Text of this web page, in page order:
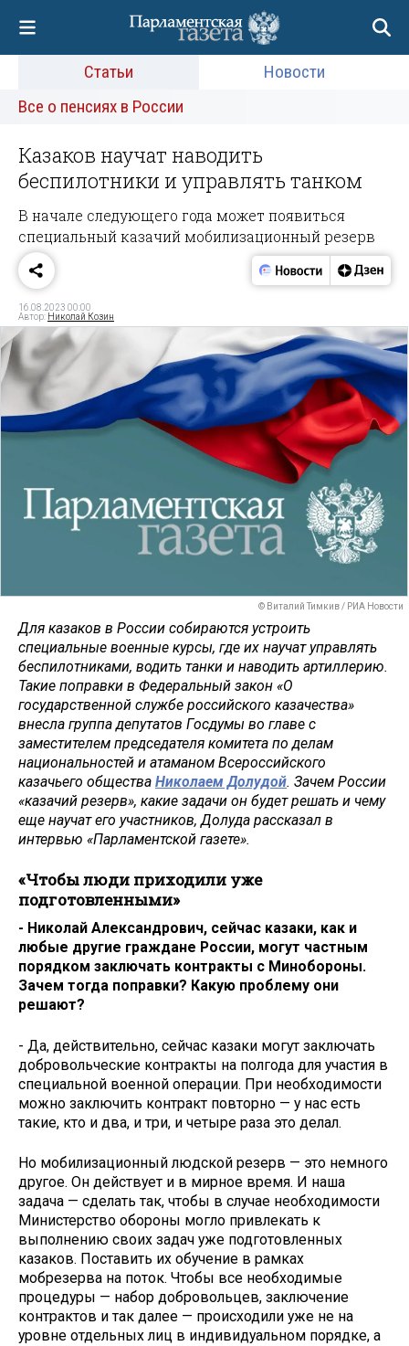
Статьи
Новости
Все о пенсиях в России
Казаков научат наводить
беспилотники и управлять танком
В начале следующего года может появиться
специальный казачий мобилизационный резерв
16.08.2023 00:00
Автор: Николай Козин
© Виталий Тимкив / РИА Новости
Для казаков в России собираются устроить
специальные военные курсы, где их научат управлять
беспилотниками, водить танки и наводить артиллерию.
Такие поправки в Федеральный закон «О
государственной службе российского казачества»
внесла группа депутатов Госдумы во главе с
заместителем председателя комитета по делам
национальностей и атаманом Всероссийского
казачьего общества Николаем Долудой. Зачем России
«казачий резерв», какие задачи он будет решать и чему
еще научат его участников, Долуда рассказал в
интервью «Парламентской газете».
«Чтобы люди приходили уже
подготовленными»
- Николай Александрович, сейчас казаки, как и
любые другие граждане России, могут частным
порядком заключать контракты с Минобороны.
Зачем тогда поправки? Какую проблему они
решают?
- Да, действительно, сейчас казаки могут заключать
добровольческие контракты на полгода для участия в
специальной военной операции. При необходимости
можно заключить контракт повторно — у нас есть
такие, кто и два, и три, и четыре раза это делал.
Но мобилизационный людской резерв — это немного
другое. Он действует и в мирное время. И наша
задача — сделать так, чтобы в случае необходимости
Министерство обороны могло привлекать к
выполнению своих задач уже подготовленных
казаков. Поставить их обучение в рамках
мобрезерва на поток. Чтобы все необходимые
процедуры — набор добровольцев, заключение
контрактов и так далее — происходили уже не на
уровне отдельных лиц в индивидуальном порядке, а